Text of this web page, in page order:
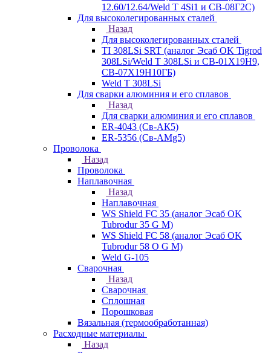
12.60/12.64/Weld T 4Si1 и СВ-08Г2С)
Для высоколегированных сталей
Назад
Для высоколегированных сталей
TI 308LSi SRT (аналог Эсаб OK Tigrod
308LSi/Weld T 308LSi и СВ-01Х19Н9,
СВ-07Х19Н10ГБ)
Weld T 308LSi
Для сварки алюминия и его сплавов
Назад
Для сварки алюминия и его сплавов
ER-4043 (Св-АК5)
ER-5356 (Св-АМg5)
Проволока
Назад
Проволока
Наплавочная
Назад
Наплавочная
WS Shield FC 35 (аналог Эсаб OK
Tubrodur 35 G M)
WS Shield FC 58 (аналог Эсаб OK
Tubrodur 58 O G M)
Weld G-105
Сварочная
Назад
Сварочная
Сплошная
Порошковая
Вязальная (термообработанная)
Расходные материалы
Назад